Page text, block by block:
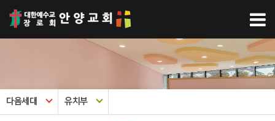
다음세대 유치부